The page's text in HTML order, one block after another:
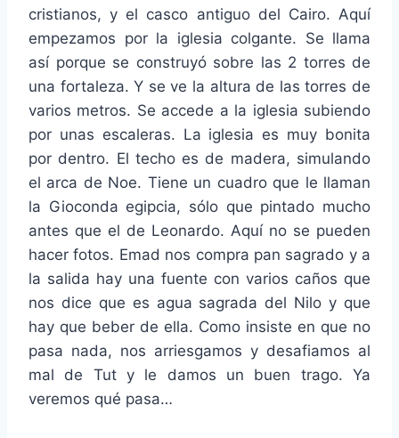
cristianos, y el casco antiguo del Cairo. Aquí
empezamos por la iglesia colgante. Se llama
así porque se construyó sobre las 2 torres de
una fortaleza. Y se ve la altura de las torres de
varios metros. Se accede a la iglesia subiendo
por unas escaleras. La iglesia es muy bonita
por dentro. El techo es de madera, simulando
el arca de Noe. Tiene un cuadro que le llaman
la Gioconda egipcia, sólo que pintado mucho
antes que el de Leonardo. Aquí no se pueden
hacer fotos. Emad nos compra pan sagrado y a
la salida hay una fuente con varios caños que
nos dice que es agua sagrada del Nilo y que
hay que beber de ella. Como insiste en que no
pasa nada, nos arriesgamos y desafiamos al
mal de Tut y le damos un buen trago. Ya
veremos qué pasa…